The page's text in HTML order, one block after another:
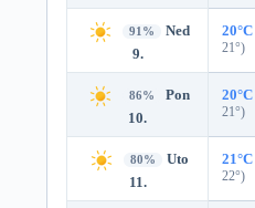
91%
Ned
9.
20°C
21°)
86%
Pon
10.
20°C
21°)
80%
Uto
11.
21°C
22°)